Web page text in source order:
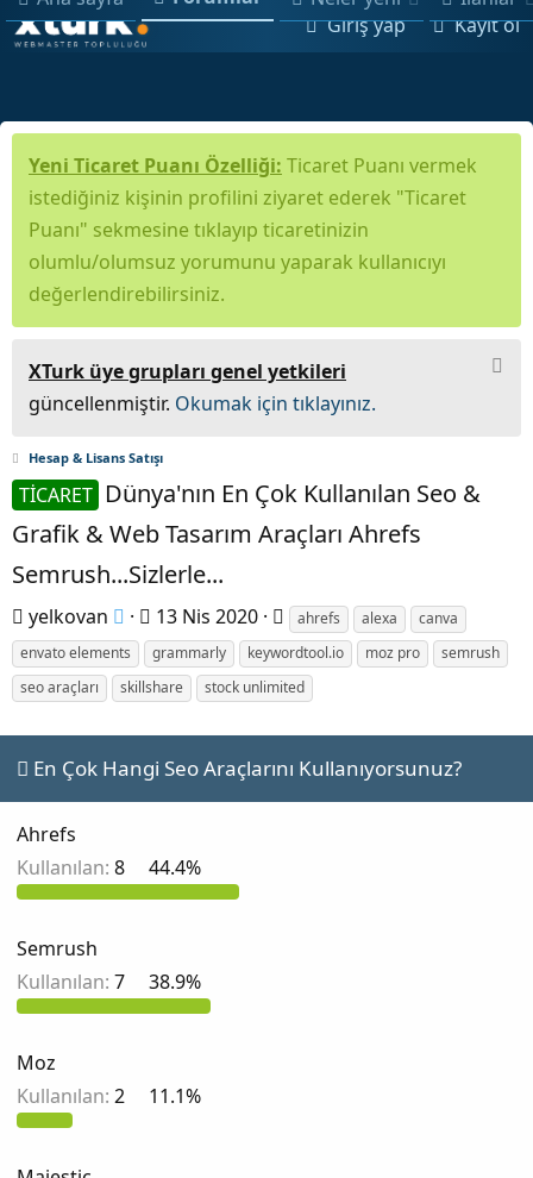
Giriş yap Kayıt ol
Yeni Ticaret Puanı Özelliği: Ticaret Puanı vermek
istediğiniz kişinin profilini ziyaret ederek "Ticaret
Puanı" sekmesine tıklayıp ticaretinizin
olumlu/olumsuz yorumunu yaparak kullanıcıyı
değerlendirebilirsiniz.
XTurk üye grupları genel yetkileri
güncellenmiştir. Okumak için tıklayınız.
Hesap & Lisans Satışı
TİCARET Dünya'nın En Çok Kullanılan Seo &
Grafik & Web Tasarım Araçları Ahrefs
Semrush...Sizlerle...
K
o
n
u
y
u
b
a
ş
a
t
n
yelkovan
B
a
ş
a
n
g
ç
t
r
i
13 Nis 2020
E
t
i
e
t
l
ahrefs alexa
canva
envato elements
grammarly keywordtool.io moz pro
semrush
seo araçları
skillshare stock unlimited
En Çok Hangi Seo Araçlarını Kullanıyorsunuz?
Ahrefs
Kullanılan: 8 44.4%
Semrush
Kullanılan: 7 38.9%
Moz
Kullanılan: 2 11.1%